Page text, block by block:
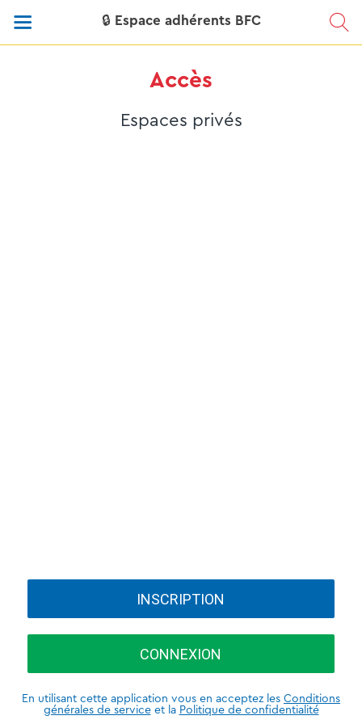
🔒 Espace adhérents BFC
Accès
Espaces privés
INSCRIPTION
CONNEXION
En utilisant cette application vous en acceptez les Conditions
générales de serviceet la Politique de confidentialité